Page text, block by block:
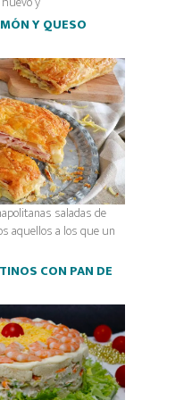
Y QUESO
saladas de
aquellos a los que un
CON PAN DE